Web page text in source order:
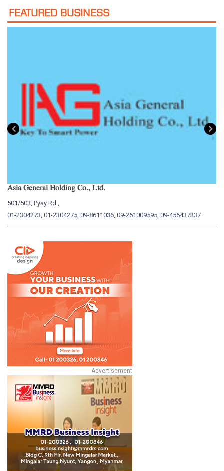
FEATURED BUSINESS
Asia General Holding Co., Ltd.
501/503, Pyay Rd.,
01-2304273, 01-2304275, 09-8611036, 09-261009595, 09-456437337